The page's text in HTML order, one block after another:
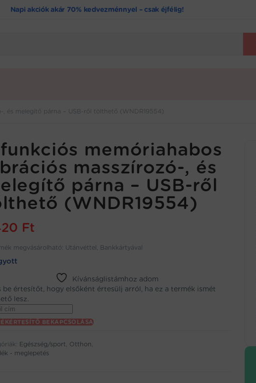
Napi akciók akár 70% kedvezménnyel – csak éjfélig!
és melegítő párna – USB-ről tölthető (WNDR19554)
memóriahabos
masszírozó-, és
párna – USB-ről
(WNDR19554)
Ft
megvásárolható: Utánvéttel, Bankkártyával
Kívánságlistámhoz adom
be értesítőt, hogy elsőként értesülj arról, ha ez a termék ismét
lesz.
BEKAPCSOLÁSA
Egészség/sport, Otthon,
- meglepetés